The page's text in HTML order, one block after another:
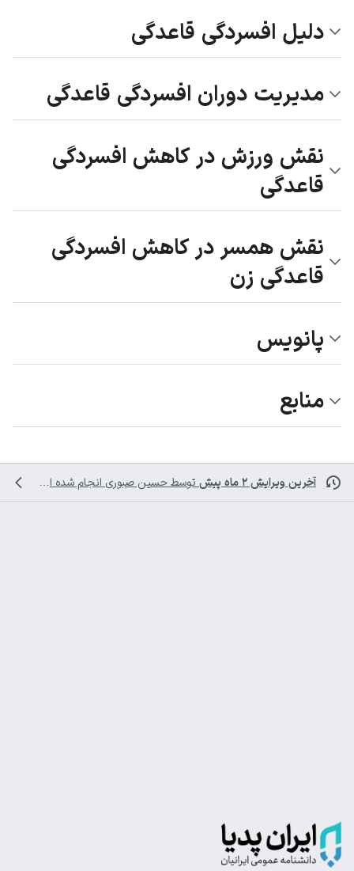
دلیل افسردگی قاعدگی
مدیریت دوران افسردگی قاعدگی
نقش ورزش در کاهش افسردگی
قاعدگی
نقش همسر در کاهش افسردگی
قاعدگی زن
پانویس
منابع
آخرین ویرایش ۲ ماه پیش توسط حسین صبوری انجام شده است